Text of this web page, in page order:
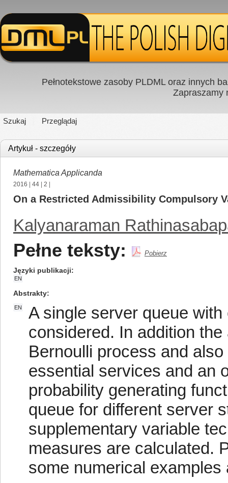
Pełnotekstowe zasoby PLDML oraz innych
Zapraszamy
Szukaj Przeglądaj
Artykuł - szczegóły
Mathematica Applicanda
2016 44 2
On a Restricted Admissibility Compulsory
Kalyanaraman
Pełne teksty: Pobierz
Języki publikacji
EN
Abstrakty
EN
A single server queue
considered. In addition
Bernoulli process and
essential services and an
probability generating
queue for different server
supplementary variable
measures are calculated.
some numerical examples